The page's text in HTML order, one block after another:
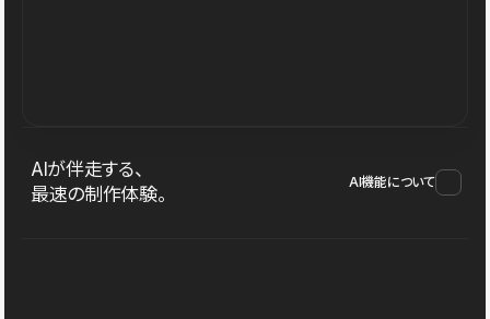
AIが伴走する、
最速の制作体験。
AI機能について